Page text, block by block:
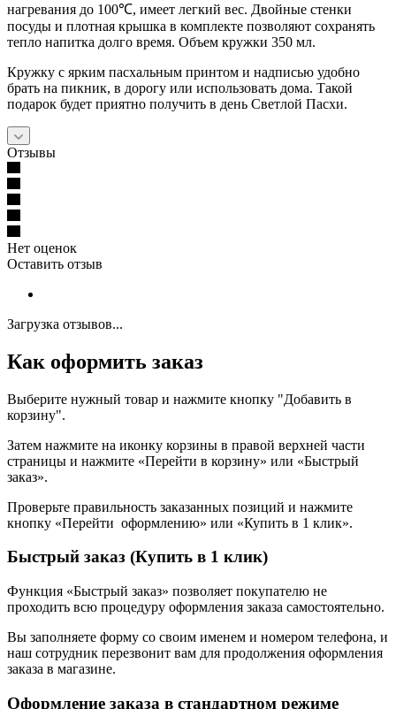
нагревания до 100℃, имеет легкий вес. Двойные стенки
посуды и плотная крышка в комплекте позволяют сохранять
тепло напитка долго время. Объем кружки 350 мл.
Кружку с ярким пасхальным принтом и надписью удобно
брать на пикник, в дорогу или использовать дома. Такой
подарок будет приятно получить в день Светлой Пасхи.
Отзывы
Нет оценок
Оставить отзыв
Загрузка отзывов...
Как оформить заказ
Выберите нужный товар и нажмите кнопку "Добавить в
корзину".
Затем нажмите на иконку корзины в правой верхней части
страницы и нажмите «Перейти в корзину» или «Быстрый
заказ».
Проверьте правильность заказанных позиций и нажмите
кнопку «Перейти оформлению» или «Купить в 1 клик».
Быстрый заказ (Купить в 1 клик)
Функция «Быстрый заказ» позволяет покупателю не
проходить всю процедуру оформления заказа самостоятельно.
Вы заполняете форму со своим именем и номером телефона, и
наш сотрудник перезвонит вам для продолжения оформления
заказа в магазине.
Оформление заказа в стандартном режиме